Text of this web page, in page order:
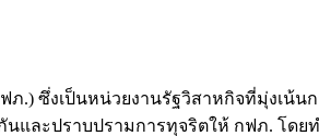
ซึ่งเป็นหน่วยงานรัฐวิสาหกิจที่มุ่งเน้น
และปราบปรามการทุจริตให้ กฟภ. โดย